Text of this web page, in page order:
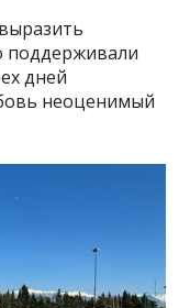
поддерживали
дней
неоценимый